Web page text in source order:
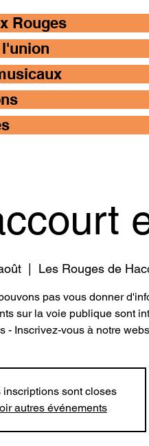
Rouges
  |
Les Rouges de
pas vous donner
sur la voie publique sont
- Inscrivez-vous à notre
inscriptions sont closes
autres événements